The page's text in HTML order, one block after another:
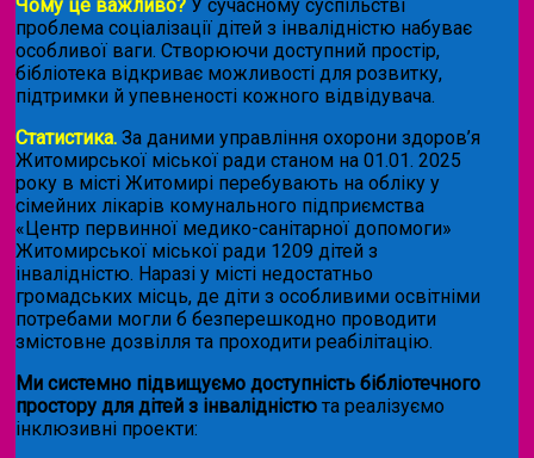
Чому це важливо? У сучасному суспільстві
проблема соціалізації дітей з інвалідністю набуває
особливої ваги. Створюючи доступний простір,
бібліотека відкриває можливості для розвитку,
підтримки й упевненості кожного відвідувача.
Статистика. За даними управління охорони здоров’я
Житомирської міської ради станом на 01.01. 2025
року в місті Житомирі перебувають на обліку у
сімейних лікарів комунального підприємства
«Центр первинної медико-санітарної допомоги»
Житомирської міської ради 1209 дітей з
інвалідністю. Наразі у місті недостатньо
громадських місць, де діти з особливими освітніми
потребами могли б безперешкодно проводити
змістовне дозвілля та проходити реабілітацію.
Ми системно підвищуємо доступність бібліотечного
простору для дітей з інвалідністю та реалізуємо
інклюзивні проекти: